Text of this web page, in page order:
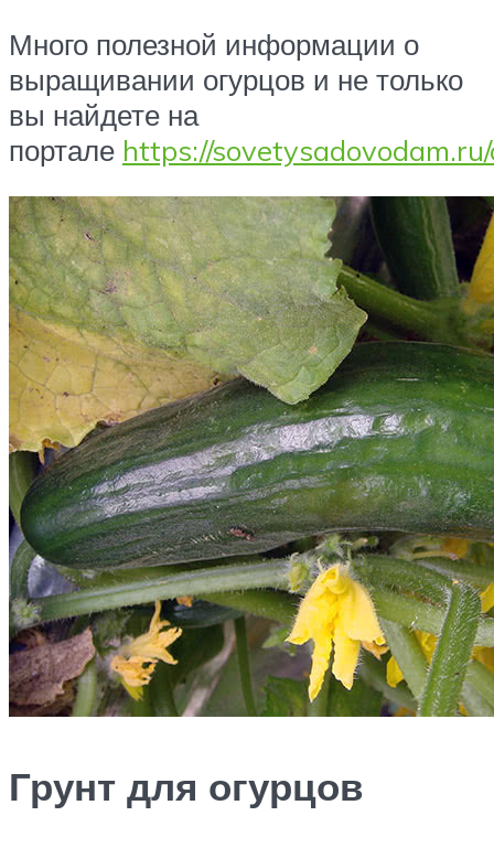
Много полезной информации о
выращивании огурцов и не только
вы найдете на
портале https://
Грунт для огурцов